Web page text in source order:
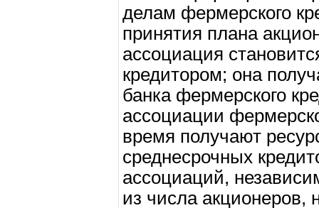
делам фермерского
принятия плана
ассоциация
кредитором; она
банка фермерского
ассоциации
время получают
среднесрочных
ассоциаций,
из числа акционеров,